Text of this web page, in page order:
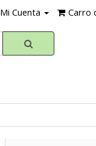
Mi Cuenta Carro